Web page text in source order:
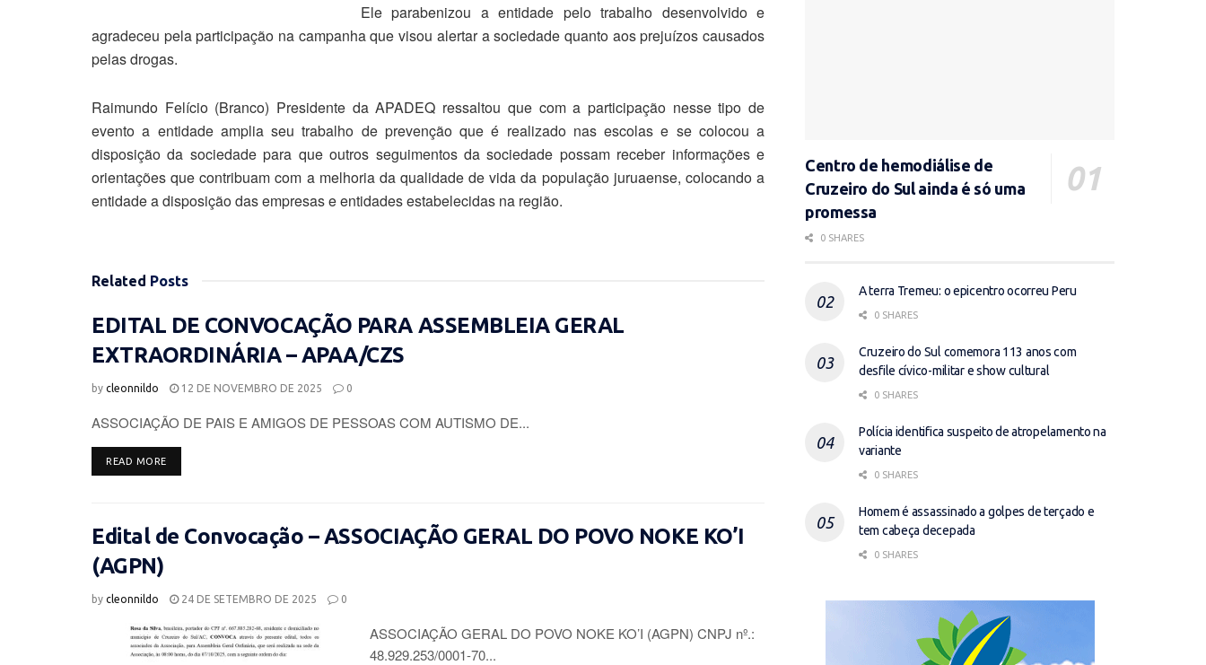
Ele parabenizou a entidade pelo trabalho desenvolvido e
agradeceu pela participação na campanha que visou alertar a sociedade quanto aos prejuízos causados
pelas drogas.
Raimundo Felício (Branco) Presidente da APADEQ ressaltou que com a participação nesse tipo de
evento a entidade amplia seu trabalho de prevenção que é realizado nas escolas e se colocou a
disposição da sociedade para que outros seguimentos da sociedade possam receber informações e
orientações que contribuam com a melhoria da qualidade de vida da população juruaense, colocando a
entidade a disposição das empresas e entidades estabelecidas na região.
Related Posts
EDITAL DE CONVOCAÇÃO PARA ASSEMBLEIA GERAL
EXTRAORDINÁRIA – APAA/CZS
by cleonnildo 12 DE NOVEMBRO DE 2025 0
ASSOCIAÇÃO DE PAIS E AMIGOS DE PESSOAS COM AUTISMO DE...
READ MOREDETAILS
Edital de Convocação – ASSOCIAÇÃO GERAL DO POVO NOKE KO’I
(AGPN)
by cleonnildo 24 DE SETEMBRO DE 2025 0
ASSOCIAÇÃO GERAL DO POVO NOKE KO’I (AGPN) CNPJ nº.:
48.929.253/0001-70...
Centro de hemodiálise de
Cruzeiro do Sul ainda é só uma
promessa
0 SHARES
A terra Tremeu: o epicentro ocorreu Peru
0 SHARES
Cruzeiro do Sul comemora 113 anos com
desfile cívico-militar e show cultural
0 SHARES
Polícia identifica suspeito de atropelamento na
variante
0 SHARES
Homem é assassinado a golpes de terçado e
tem cabeça decepada
0 SHARES